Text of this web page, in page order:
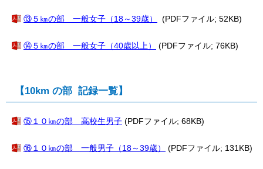
⑬５㎞の部 一般女子（18～39歳） (PDFファイル; 52KB)
⑭５㎞の部 一般女子（40歳以上） (PDFファイル; 76KB)
【10km の部 記録一覧】
⑮１０㎞の部 高校生男子 (PDFファイル; 68KB)
⑯１０㎞の部 一般男子（18～39歳） (PDFファイル; 131KB)